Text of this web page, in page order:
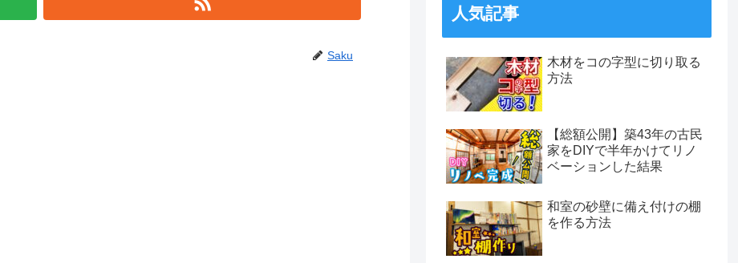
Saku
人気記事
木材をコの字型に切り取る
方法
【総額公開】築43年の古民
家をDIYで半年かけてリノ
ベーションした結果
和室の砂壁に備え付けの棚
を作る方法